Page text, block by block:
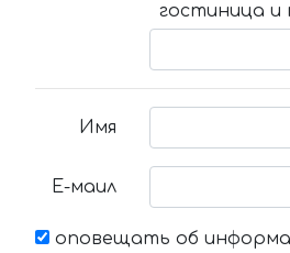
гостиница и
Имя
Е-маил
оповещать об